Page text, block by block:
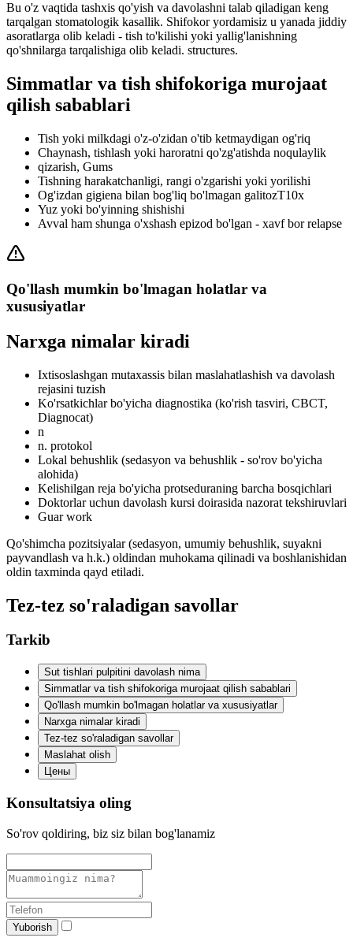
Bu o'z vaqtida tashxis qo'yish va davolashni talab qiladigan keng
tarqalgan stomatologik kasallik. Shifokor yordamisiz u yanada jiddiy
asoratlarga olib keladi - tish to'kilishi yoki yallig'lanishning
qo'shnilarga tarqalishiga olib keladi. structures.
Simmatlar va tish shifokoriga murojaat
qilish sabablari
Tish yoki milkdagi o'z-o'zidan o'tib ketmaydigan og'riq
Chaynash, tishlash yoki haroratni qo'zg'atishda noqulaylik
qizarish, Gums
Tishning harakatchanligi, rangi o'zgarishi yoki yorilishi
Og'izdan gigiena bilan bog'liq bo'lmagan galitozT10x
Yuz yoki bo'yinning shishishi
Avval ham shunga o'xshash epizod bo'lgan - xavf bor relapse
Qo'llash mumkin bo'lmagan holatlar va
xususiyatlar
Narxga nimalar kiradi
Ixtisoslashgan mutaxassis bilan maslahatlashish va davolash
rejasini tuzish
Ko'rsatkichlar bo'yicha diagnostika (ko'rish tasviri, CBCT,
Diagnocat)
n
n. protokol
Lokal behushlik (sedasyon va behushlik - so'rov bo'yicha
alohida)
Kelishilgan reja bo'yicha protseduraning barcha bosqichlari
Doktorlar uchun davolash kursi doirasida nazorat tekshiruvlari
Guar work
Qo'shimcha pozitsiyalar (sedasyon, umumiy behushlik, suyakni
payvandlash va h.k.) oldindan muhokama qilinadi va boshlanishidan
oldin taxminda qayd etiladi.
Tez-tez so'raladigan savollar
Tarkib
Sut tishlari pulpitini davolash nima
Simmatlar va tish shifokoriga murojaat qilish sabablari
Qo'llash mumkin bo'lmagan holatlar va xususiyatlar
Narxga nimalar kiradi
Tez-tez so'raladigan savollar
Maslahat olish
Цены
Konsultatsiya oling
So'rov qoldiring, biz siz bilan bog'lanamiz
Yuborish